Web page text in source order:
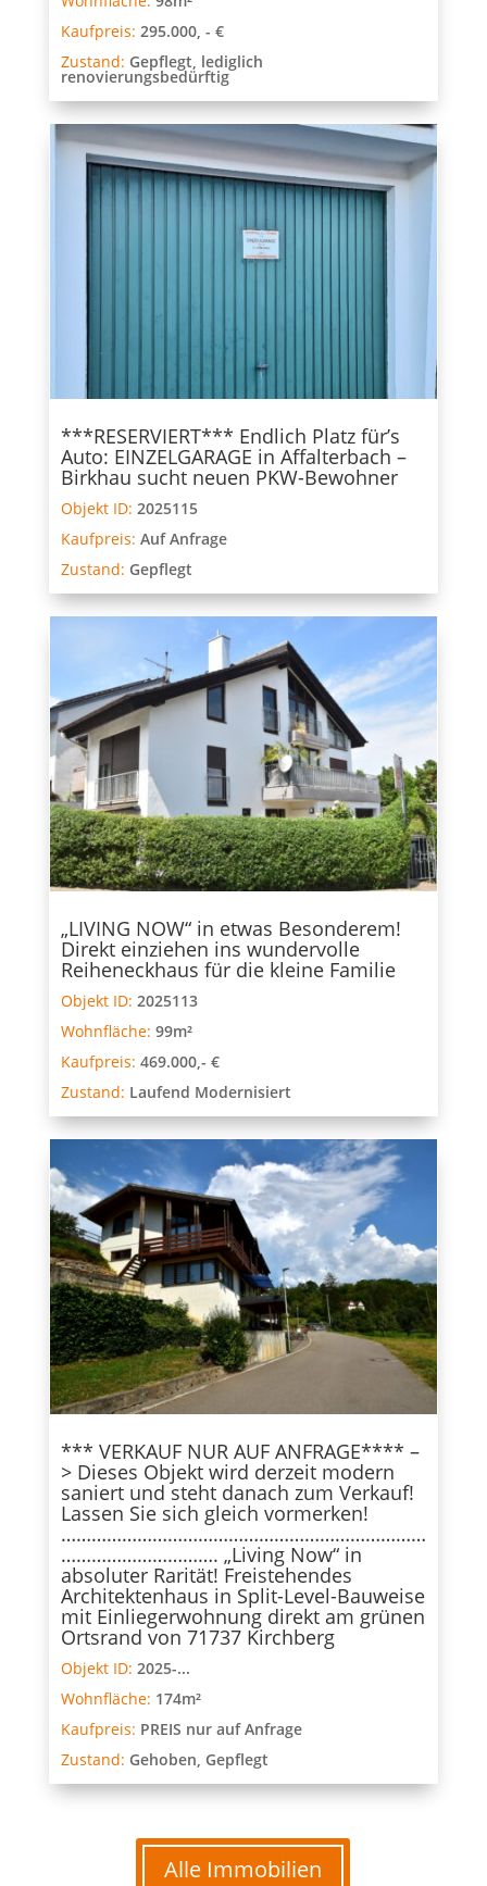
Kaufpreis: 295.000, - €
Zustand: Gepflegt, lediglich
renovierungsbedürftig
***RESERVIERT*** Endlich Platz für’s
Auto: EINZELGARAGE in Affalterbach –
Birkhau sucht neuen PKW-Bewohner
Objekt ID: 2025115
Kaufpreis: Auf Anfrage
Zustand: Gepflegt
„LIVING NOW“ in etwas Besonderem!
Direkt einziehen ins wundervolle
Reiheneckhaus für die kleine Familie
Objekt ID: 2025113
Wohnfläche: 99m²
Kaufpreis: 469.000,- €
Zustand: Laufend Modernisiert
*** VERKAUF NUR AUF ANFRAGE**** –
> Dieses Objekt wird derzeit modern
saniert und steht danach zum Verkauf!
Lassen Sie sich gleich vormerken!
………………………………………………………………
…………………………. „Living Now“ in
absoluter Rarität! Freistehendes
Architektenhaus in Split-Level-Bauweise
mit Einliegerwohnung direkt am grünen
Ortsrand von 71737 Kirchberg
Objekt ID: 2025-...
Wohnfläche: 174m²
Kaufpreis: PREIS nur auf Anfrage
Zustand: Gehoben, Gepflegt
Alle Immobilien